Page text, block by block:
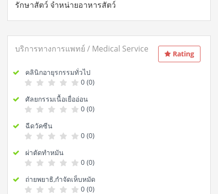
รักษาสัตว์ จำหน่ายอาหารสัตว์
Rating
บริการทางการแพทย์ / Medical Service
คลินิกอายุรกรรมทั่วไป
0 (0)
ศัลยกรรมเนื้อเยื่ออ่อน
0 (0)
ฉีดวัคซีน
0 (0)
ผ่าตัดทำหมัน
0 (0)
ถ่ายพยาธิ,กำจัดเห็บหมัด
0 (0)